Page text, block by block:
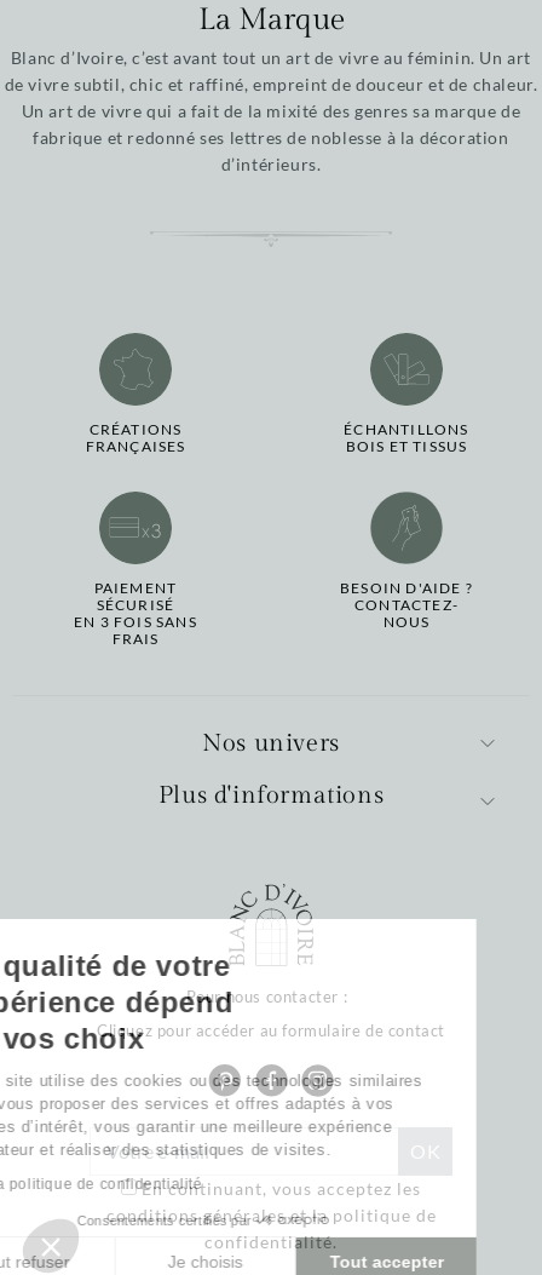
La Marque
Blanc d’Ivoire, c’est avant tout un art de vivre au féminin. Un art
de vivre subtil, chic et raffiné, empreint de douceur et de chaleur.
Un art de vivre qui a fait de la mixité des genres sa marque de
fabrique et redonné ses lettres de noblesse à la décoration
d’intérieurs.
CRÉATIONS
FRANÇAISES
ÉCHANTILLONS
BOIS ET TISSUS
PAIEMENT
SÉCURISÉ
EN 3 FOIS SANS
FRAIS
BESOIN D'AIDE ?
CONTACTEZ-
NOUS
Nos univers
Pour nous contacter :
Cliquez pour accéder au formulaire de contact
En continuant, vous acceptez les
conditions générales et la politique de
confidentialité.
Plus d'informations
La qualité de votre
expérience dépend
de vos choix
Notre site utilise des cookies ou des technologies similaires
pour vous proposer des services et offres adaptés à vos
centres d’intérêt, vous garantir une meilleure expérience
utilisateur et réaliser des statistiques de visites.
Lire la politique de confidentialité
Consentements certifiés par
Tout refuser Je choisis Tout accepter